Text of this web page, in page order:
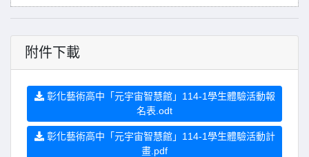
附件下載
彰化藝術高中「元宇宙智慧館」114-1學生體驗活動報
名表.odt
彰化藝術高中「元宇宙智慧館」114-1學生體驗活動計
畫.pdf